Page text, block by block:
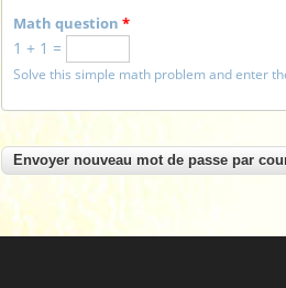
Math question *
1 + 1 =
Solve this simple math problem and enter